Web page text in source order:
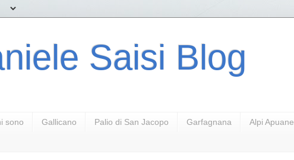
Saisi Blog
sono Gallicano Palio di San Jacopo Garfagnana Alpi Apuane